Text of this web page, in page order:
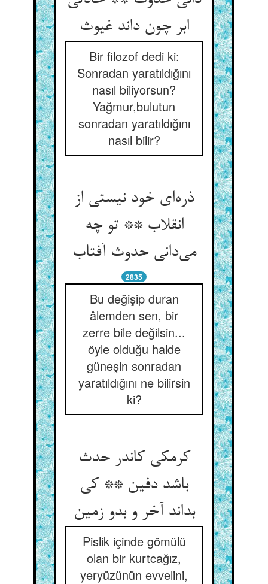
ابر چون داند غیوث
Bir filozof dedi ki:
Sonradan yaratıldığını
nasıl biliyorsun?
Yağmur,bulutun
sonradan yaratıldığını
nasıl bilir?
ذره‌ای خود نیستی از
انقلاب ** تو چه
می‌دانی حدوث آفتاب
2835
Bu değişip duran
âlemden sen, bir
zerre bile değilsin...
öyle olduğu halde
güneşin sonradan
yaratıldığını ne bilirsin
ki?
کرمکی کاندر حدث
باشد دفین ** کی
بداند آخر و بدو زمین
Pislik içinde gömülü
olan bir kurtcağız,
yeryüzünün evvelini,